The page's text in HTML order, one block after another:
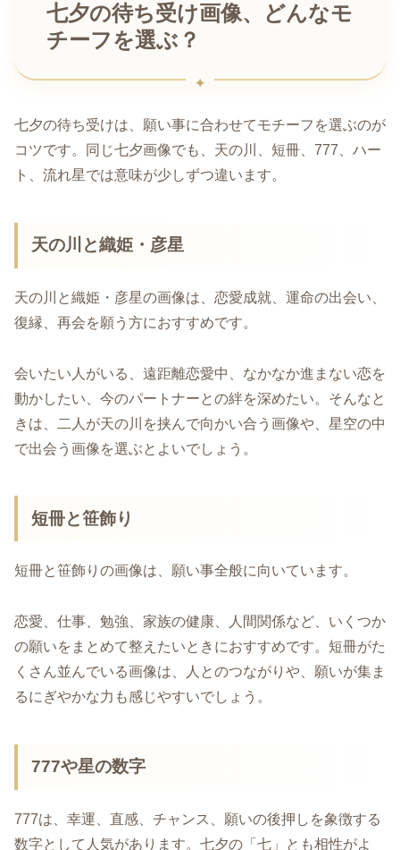
七夕の待ち受け画像、どんなモ
チーフを選ぶ？
七夕の待ち受けは、願い事に合わせてモチーフを選ぶのが
コツです。同じ七夕画像でも、天の川、短冊、777、ハー
ト、流れ星では意味が少しずつ違います。
天の川と織姫・彦星
天の川と織姫・彦星の画像は、恋愛成就、運命の出会い、
復縁、再会を願う方におすすめです。
会いたい人がいる、遠距離恋愛中、なかなか進まない恋を
動かしたい、今のパートナーとの絆を深めたい。そんなと
きは、二人が天の川を挟んで向かい合う画像や、星空の中
で出会う画像を選ぶとよいでしょう。
短冊と笹飾り
短冊と笹飾りの画像は、願い事全般に向いています。
恋愛、仕事、勉強、家族の健康、人間関係など、いくつか
の願いをまとめて整えたいときにおすすめです。短冊がた
くさん並んでいる画像は、人とのつながりや、願いが集ま
るにぎやかな力も感じやすいでしょう。
777や星の数字
777は、幸運、直感、チャンス、願いの後押しを象徴する
数字として人気があります。七夕の「七」とも相性がよ